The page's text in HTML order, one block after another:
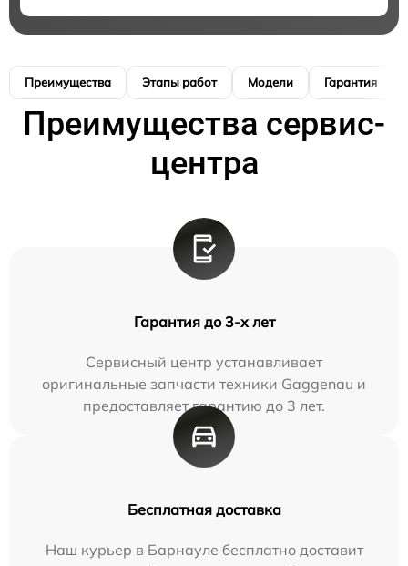
Преимущества Этапы работ Модели Гарантия
Преимущества сервис-
центра
Гарантия до 3-х лет
Сервисный центр устанавливает
оригинальные запчасти техники Gaggenau и
предоставляет гарантию до 3 лет.
Бесплатная доставка
Наш курьер в Барнауле бесплатно доставит